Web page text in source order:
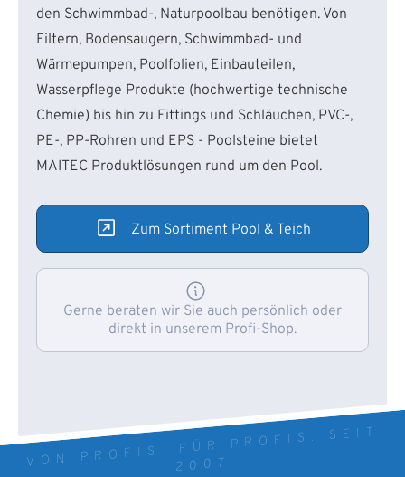
den Schwimmbad-, Naturpoolbau benötigen. Von
Filtern, Bodensaugern, Schwimmbad- und
Wärmepumpen, Poolfolien, Einbauteilen,
Wasserpflege Produkte (hochwertige technische
Chemie) bis hin zu Fittings und Schläuchen, PVC-,
PE-, PP-Rohren und EPS - Poolsteine bietet
MAITEC Produktlösungen rund um den Pool.
Zum Sortiment Pool & Teich
Gerne beraten wir Sie auch persönlich oder
direkt in unserem Profi-Shop.
VON PROFIS. FÜR PROFIS. SEIT
2007